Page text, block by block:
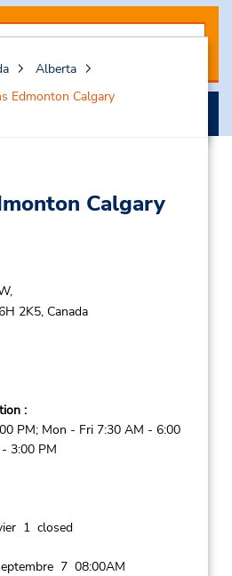
Alberta
Edmonton Calgary
Calgary
2K5, Canada
:
PM; Mon - Fri 7:30 AM - 6:00
3:00 PM
1 closed
7 08:00AM